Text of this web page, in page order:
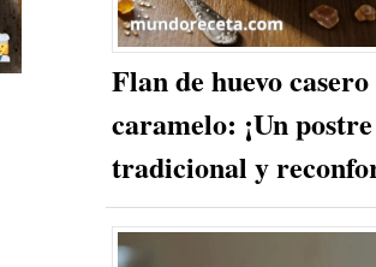
Flan de huevo
caramelo: ¡Un postre
tradicional y